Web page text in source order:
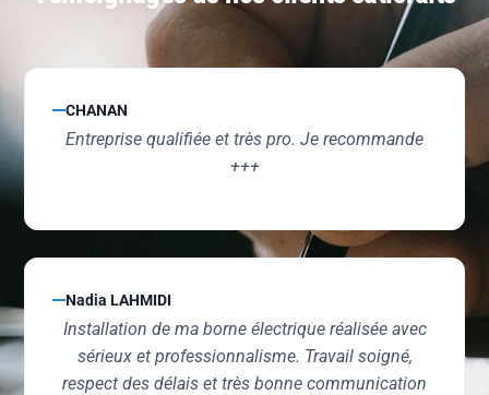
CHANAN
Entreprise qualifiée et très pro. Je recommande
+++
Nadia LAHMIDI
Installation de ma borne électrique réalisée avec
sérieux et professionnalisme. Travail soigné,
respect des délais et très bonne communication